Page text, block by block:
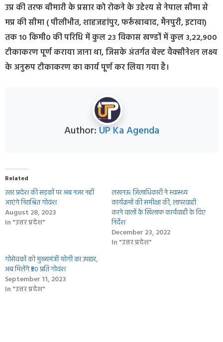
उप्र की तरफ बीमारी के प्रसार को रोकने के उद्देश्य से नेपाल सीमा से
मप्र की सीमा ( पीलीभीत, शाहजहांपुर, फर्रूखाबाद, मैनपुरी, इटावा)
तक 10 किमी0 की परिधि में कुल 23 विकास खण्डों में कुल 3,22,900
टीकाकरण पूर्ण कराया जाना था, जिसके अंतर्गत बेल्ट वैक्सीनेशन लक्ष्य
के अनुरूप टीकाकरण का कार्य पूर्ण कर लिया गया है।
Author: UP Ka Agenda
Related
उत्तर प्रदेश की सड़कों पर अब नजर नहीं
आएंगे निराश्रित गोवंश
August 28, 2023
In "उत्तर प्रदेश"
लखनऊ: ज़िलाधिकारी ने स्वास्थ्य
कार्यक्रमों की समीक्षा की, लापरवाही
करने वालों के खिलाफ कार्यवाही के दिए
निर्देश
December 23, 2022
In "उत्तर प्रदेश"
गोसेवकों को मुख्यमंत्री योगी का उपहार,
अब मिलेंगे ₹50 प्रति गोवंश
September 11, 2023
In "उत्तर प्रदेश"